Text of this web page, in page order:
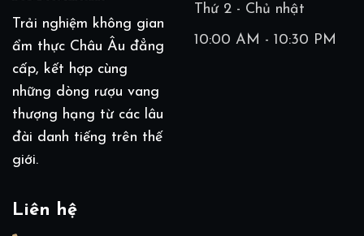
Trải nghiệm không gian
ẩm thực Châu Âu đẳng
cấp, kết hợp cùng
những dòng rượu vang
thượng hạng từ các lâu
đài danh tiếng trên thế
giới.
Thứ 2 - Chủ nhật
10:00 AM - 10:30 PM
Liên hệ